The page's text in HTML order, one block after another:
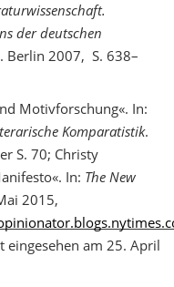
senschaft.
der deutschen
. Berlin 2007, S. 638–
Motivforschung«. In:
Komparatistik.
S. 70; Christy
In: The New
2015,
eingesehen am 25. April